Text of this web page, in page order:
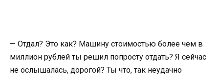
— Отдал? Это как? Машину стоимостью более чем в
миллион рублей ты решил попросту отдать? Я сейчас
не ослышалась, дорогой? Ты что, так неудачно